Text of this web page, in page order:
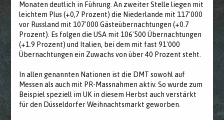
Monaten deutlich in Führung. An zweiter Stelle liegen mit
leichtem Plus (+0,7 Prozent) die Niederlande mit 117'000
vor Russland mit 107'000 Gästeübernachtungen (+0.7
Prozent). Es folgen die USA mit 106'500 Übernachtungen
(+1.9 Prozent) und Italien, bei dem mit fast 91'000
Übernachtungen ein Zuwachs von über 40 Prozent steht.
In allen genannten Nationen ist die DMT sowohl auf
Messen als auch mit PR-Massnahmen aktiv. So wurde zum
Beispiel speziell im UK in diesem Herbst auch verstärkt
für den Düsseldorfer Weihnachtsmarkt geworben.